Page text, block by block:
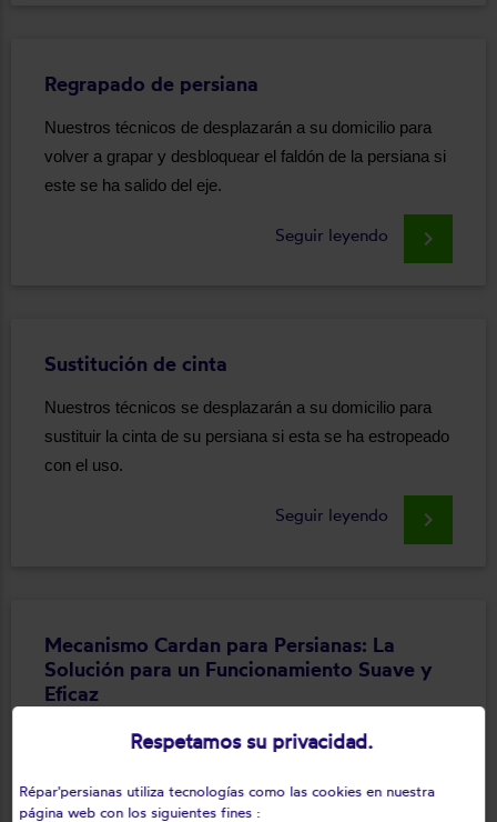
Regrapado de persiana
Nuestros técnicos de desplazarán a su domicilio para
volver a grapar y desbloquear el faldón de la persiana si
este se ha salido del eje.
Seguir leyendo keyboard_arrow_right
Sustitución de cinta
Nuestros técnicos se desplazarán a su domicilio para
sustituir la cinta de su persiana si esta se ha estropeado
con el uso.
Seguir leyendo keyboard_arrow_right
Mecanismo Cardan para Persianas: La
Solución para un Funcionamiento Suave y
Eficaz
Nuestros técnicos se desplazarán a su domicilio para
correcto funcionamiento de la persiana.
Respetamos su privacidad.
Répar'persianas utiliza tecnologías como las cookies en nuestra
página web con los siguientes fines :